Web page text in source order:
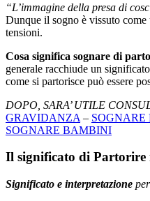
“L’immagine della presa di
Dunque il sogno è vissuto
tensioni.
Cosa significa sognare di
generale racchiude un
come si partorisce può essere
DOPO, SARA’ UTILE
GRAVIDANZA – SOGNARE
SOGNARE BAMBINI
Il significato di Partorire
Significato e interpretazione